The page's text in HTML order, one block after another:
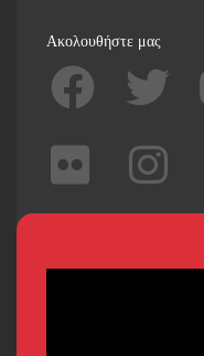
Ακολουθήστε μας